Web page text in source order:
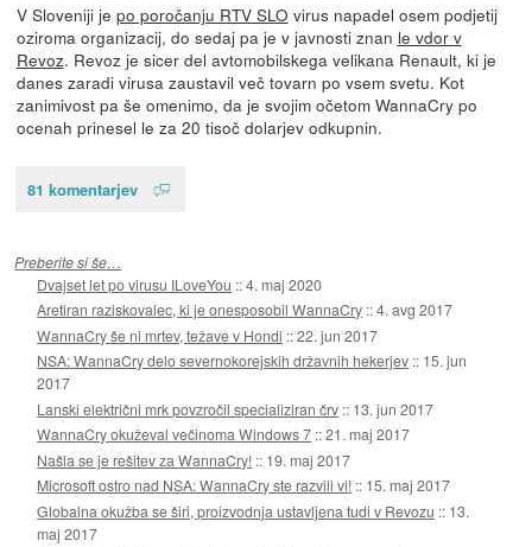
V Sloveniji je po poročanju RTV SLO virus napadel osem podjetij
oziroma organizacij, do sedaj pa je v javnosti znan le vdor v
Revoz. Revoz je sicer del avtomobilskega velikana Renault, ki je
danes zaradi virusa zaustavil več tovarn po vsem svetu. Kot
zanimivost pa še omenimo, da je svojim očetom WannaCry po
ocenah prinesel le za 20 tisoč dolarjev odkupnin.
81 komentarjev
Preberite si še…
Dvajset let po virusu ILoveYou ::4. maj 2020
Aretiran raziskovalec, ki je onesposobil WannaCry ::4. avg 2017
WannaCry še ni mrtev, težave v Hondi ::22. jun 2017
NSA: WannaCry delo severnokorejskih državnih hekerjev :: 15. jun
2017
Lanski električni mrk povzročil specializiran črv :: 13. jun 2017
WannaCry okuževal večinoma Windows 7 ::21. maj 2017
Našla se je rešitev za WannaCry! :: 19. maj 2017
Microsoft ostro nad NSA: WannaCry ste razvili vi! :: 15. maj 2017
Globalna okužba se širi, proizvodnja ustavljena tudi v Revozu :: 13.
maj 2017